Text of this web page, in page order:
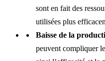
sont en fait des
utilisées plus
Baisse de la
peuvent compliquer